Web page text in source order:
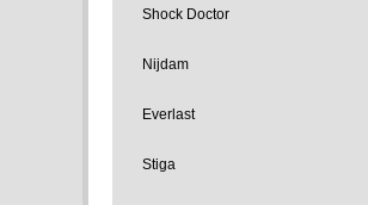
Shock Doctor
Nijdam
Everlast
Stiga